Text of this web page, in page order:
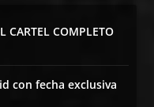
CARTEL COMPLETO
con fecha exclusiva